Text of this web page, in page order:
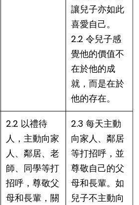
讓兒子亦如此
喜愛自己。
2.2 令兒子感
覺他的價值不
在於他的成
就，而是在於
他的存在。
2.2 以禮待
人，主動向家
人、鄰居、老
師、同學等打
招呼，尊敬父
母和長輩，關
2.3 每天主動
向家人、鄰居
等打招呼，並
尊敬自己的父
母和長輩。如
兒子不主動向